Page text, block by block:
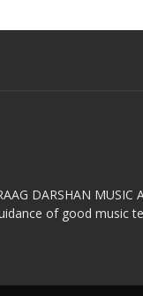
DARSHAN MUSIC
of good music